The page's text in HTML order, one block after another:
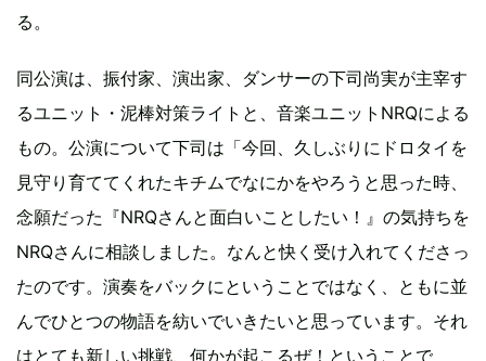
る。
同公演は、振付家、演出家、ダンサーの下司尚実が主宰す
るユニット・泥棒対策ライトと、音楽ユニットNRQによる
もの。公演について下司は「今回、久しぶりにドロタイを
見守り育ててくれたキチムでなにかをやろうと思った時、
念願だった『NRQさんと面白いことしたい！』の気持ちを
NRQさんに相談しました。なんと快く受け入れてくださっ
たのです。演奏をバックにということではなく、ともに並
んでひとつの物語を紡いでいきたいと思っています。それ
はとても新しい挑戦、何かが起こるぜ！ということで